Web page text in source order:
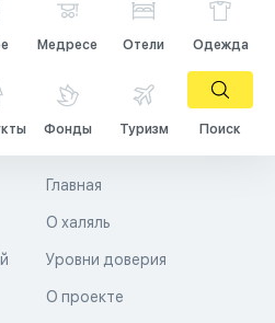
Медресе Отели Одежда
Фонды Туризм Поиск
Главная
О халяль
Уровни доверия
О проекте